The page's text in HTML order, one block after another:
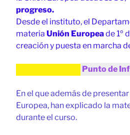
progreso.
Desde el instituto, el
materia Unión Europeade 1º
creación y puesta en marcha
Punto de
En el que además de
Europea, han explicado la
durante el curso.